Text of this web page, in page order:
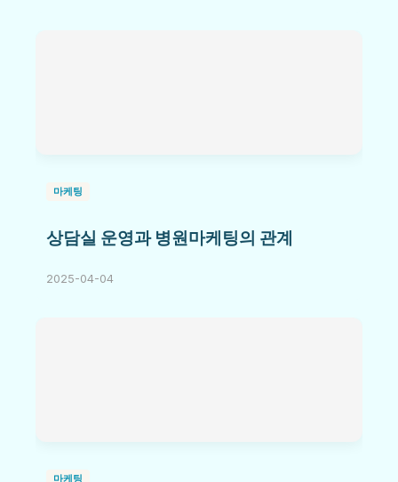
마케팅
상담실 운영과 병원마케팅의 관계
2025-04-04
마케팅